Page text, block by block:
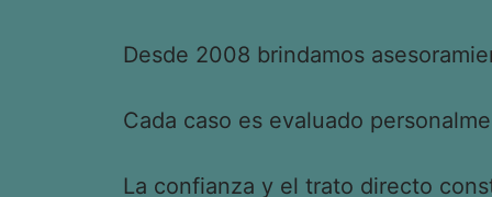
Desde 2008 brindamos
Cada caso es evaluado
La confianza y el trato directo